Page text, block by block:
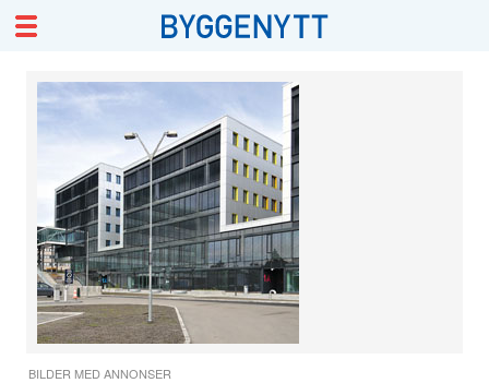
BILDER MED ANNONSER